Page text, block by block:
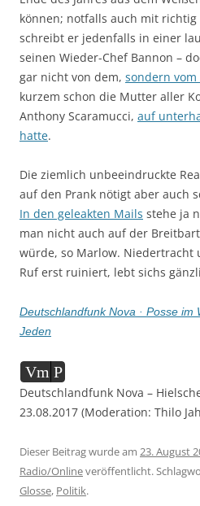
können; notfalls auch mit richtig
schreibt er jedenfalls in einer
seinen Wieder-Chef Bannon –
gar nicht von dem, sondern vom
kurzem schon die Mutter aller
Anthony Scaramucci, auf
hatte.
Die ziemlich unbeeindruckte
auf den Prank nötigt aber auch
In den geleakten Mails stehe ja
man nicht auch auf der
würde, so Marlow. Niedertracht
Ruf erst ruiniert, lebt sichs
Deutschlandfunk Nova · Posse
Jeden
Audio-
Player
Vm P
Deutschlandfunk Nova –
23.08.2017 (Moderation: Thilo
Dieser Beitrag wurde am 23. August
Radio/Onlineveröffentlicht.
Glosse, Politik.